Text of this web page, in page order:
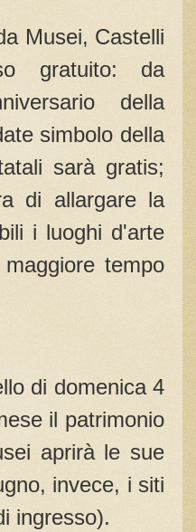
Musei, Castelli
gratuito: da
della
simbolo della
sarà gratis;
di allargare la
i luoghi d'arte
tempo
di domenica 4
il patrimonio
aprirà le sue
invece, i siti
ingresso).